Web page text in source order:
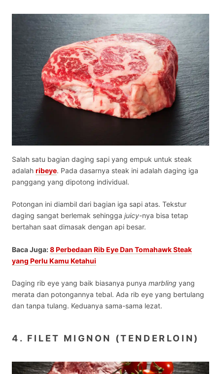
Salah satu bagian daging sapi yang empuk untuk steak
adalah ribeye. Pada dasarnya steak ini adalah daging iga
panggang yang dipotong individual.
Potongan ini diambil dari bagian iga sapi atas. Tekstur
daging sangat berlemak sehingga juicy-nya bisa tetap
bertahan saat dimasak dengan api besar.
Baca Juga:8 Perbedaan Rib Eye Dan Tomahawk Steak
yang Perlu Kamu Ketahui
Daging rib eye yang baik biasanya punya marbling yang
merata dan potongannya tebal. Ada rib eye yang bertulang
dan tanpa tulang. Keduanya sama-sama lezat.
4. FILET MIGNON (TENDERLOIN)